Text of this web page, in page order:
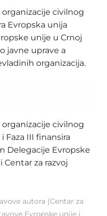
civilnog
Evropska unija
unije u Crnoj
javne uprave a
organizacija.
civilnog
Faza III finansira
Delegacije Evropske
Centar za razvoj
autora (Centar za
Evropske unije i